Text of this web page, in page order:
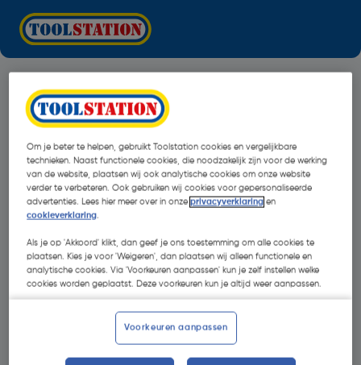
Oops!
Om je beter te helpen, gebruikt Toolstation cookies en vergelijkbare
technieken. Naast functionele cookies, die noodzakelijk zijn voor de werking
van de website, plaatsen wij ook analytische cookies om onze website
verder te verbeteren. Ook gebruiken wij cookies voor gepersonaliseerde
advertenties. Lees hier meer over in onzeprivacyverklaring en
cookieverklaring.
Als je op 'Akkoord' klikt, dan geef je ons toestemming om alle cookies te
plaatsen. Kies je voor 'Weigeren', dan plaatsen wij alleen functionele en
analytische cookies. Via 'Voorkeuren aanpassen' kun je zelf instellen welke
cookies worden geplaatst. Deze voorkeuren kun je altijd weer aanpassen.
Voorkeuren aanpassen